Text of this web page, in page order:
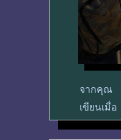
จากคุณ
เขียนเมื่อ